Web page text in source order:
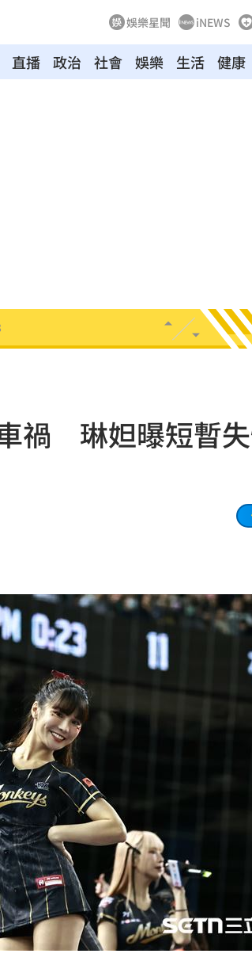
娛樂星聞 iNEWS
直播 政治 社會 娛樂 生活 健康
禍 琳妲曝短暫